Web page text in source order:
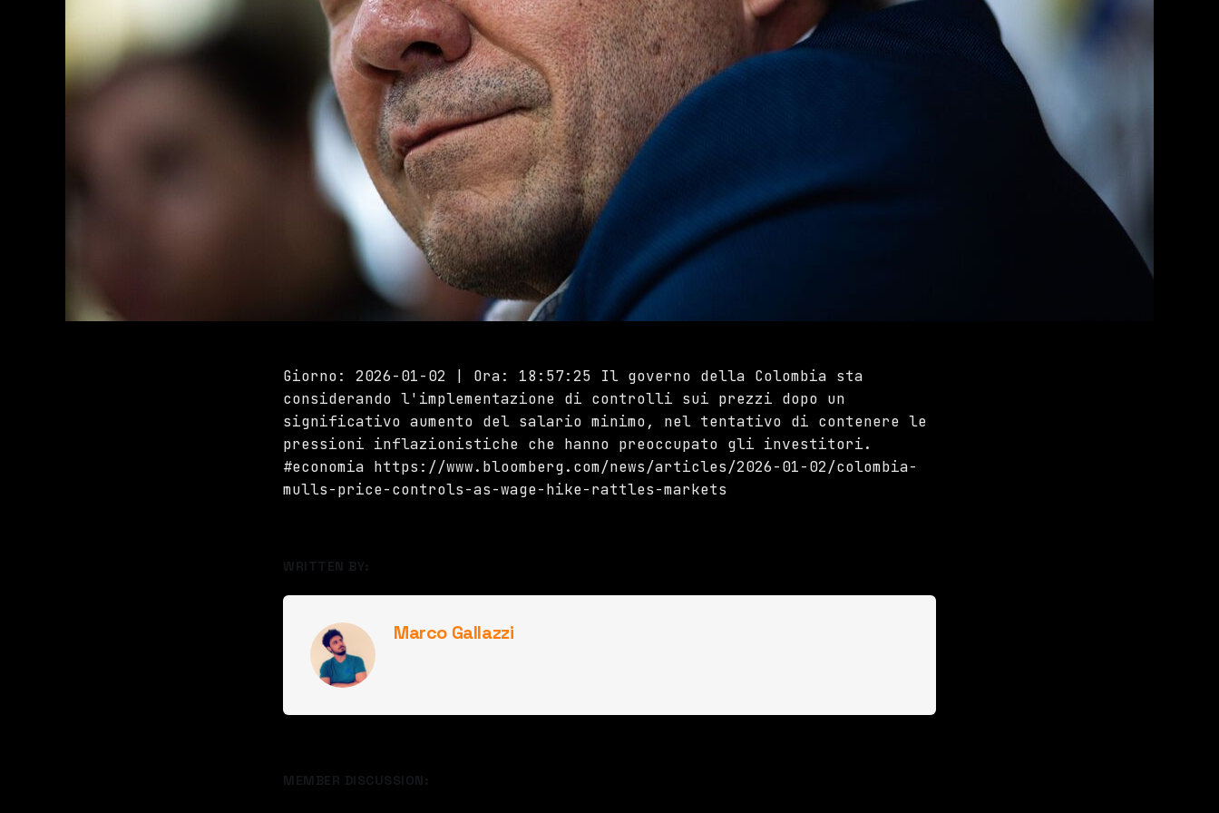
Giorno: 2026-01-02 | Ora: 18:57:25 Il governo della Colombia sta
considerando l'implementazione di controlli sui prezzi dopo un
significativo aumento del salario minimo, nel tentativo di contenere le
pressioni inflazionistiche che hanno preoccupato gli investitori.
#economia https://www.bloomberg.com/news/articles/2026-01-02/colombia-
mulls-price-controls-as-wage-hike-rattles-markets
WRITTEN BY:
Marco Gallazzi
MEMBER DISCUSSION: